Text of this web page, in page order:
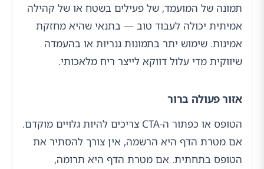
תמונה של המועמד, של פעילים בשטח או של קהילה
אמיתית יכולה לעבוד טוב — בתנאי שהיא מחזקת
אמינות. שימוש יתר בתמונות גנריות או בהעמדה
שיווקית מדי עלול דווקא לייצר ריח מלאכותי.
אזור פעולה ברור
הטופס או כפתור ה-CTA צריכים להיות גלויים מוקדם.
אם מטרת הדף היא הרשמה, אין צורך להסתיר את
הטופס בתחתית. אם מטרת הדף היא תרומה,